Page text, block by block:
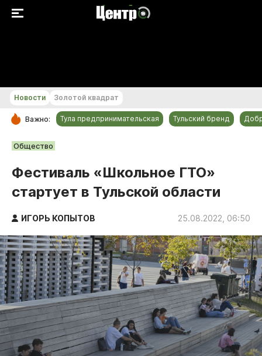
РУБРИКИ
Происшествия
Спорт
Тульский бренд
Тула предпринимательская
ДоброЦентр
Голодный шпион
Новости Золотой квадрат
Важно: Тула предпринимательская Тульский бренд
Общество
Фестиваль «Школьное ГТО»
стартует в Тульской области
ИГОРЬ КОПЫТОВ 25.08.2022, 06:50